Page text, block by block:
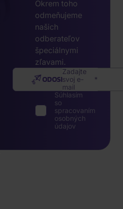
Okrem toho
odmeňujeme
našich
odberateľov
špeciálnymi
zľavami.
Zadajte
svoj e-
mail
ODOSLAŤ
Súhlasím
so
spracovaním
osobných
údajov